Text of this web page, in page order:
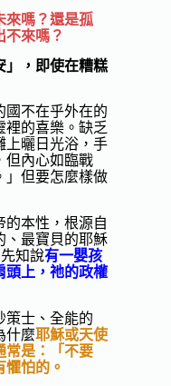
來嗎？還是孤
不來嗎？
」，即使在糟糕
國不在乎外在的
裡的喜樂。缺乏
上曬日光浴，手
但內心如臨戰
」但要怎麼樣做
本性，根源自
、最寶貝的耶穌
知說有一嬰孩
頭上，祂的政權
策士、全能的
什麼耶穌或天使
常是：「不要
怕的。